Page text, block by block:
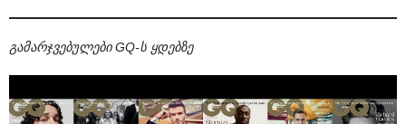
გამარჯვებულები GQ-ს ყდებზე